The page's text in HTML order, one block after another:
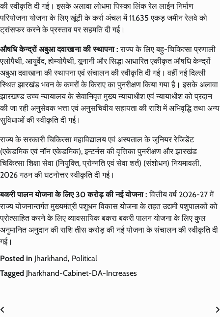
की स्वीकृति दी गई। इसके अलावा लोधमा पिस्का लिंक रेल लाईन निर्माण
परियोजना योजना के लिए खूंटी के कर्रा अंचल में 11.635 एकड़ जमीन रेलवे को
ट्रांसफर करने के प्रस्ताव पर सहमति दी गई।
औषधि केन्द्रों अबुआ दवाखाना की स्थापना : राज्य के लिए बहु-चिकित्सा प्रणाली
एलोपैथी, आयुर्वेद, होम्योपैथी, यूनानी और सिद्धा आधारित एकीकृत औषधि केन्द्रों
अबुआ दवाखाना की स्थापना एवं संचालन की स्वीकृति दी गई। वहीं नई दिल्ली
स्थित झारखंड भवन के कमरों के किराए का पुनरीक्षण किया गया है। इसके अलावा
झारखण्ड उच्च न्यायालय के सेवानिवृत मुख्य न्यायाधीश एवं न्यायाधीश को प्रदान
की जा रही अनुसेवक भत्ता एवं अनुसचिवीय सहायता की राशि में अभिवृद्धि तथा अन्य
सुविधाओं की स्वीकृति दी गई।
राज्य के सरकारी चिकित्सा महाविद्यालय एवं अस्पताल के जूनियर रेजिडेंट
(एकेडमिक एवं नॉन एकेडमिक), इन्टर्नस की वृत्तिका पुनरीक्षण और झारखंड
चिकित्सा शिक्षा सेवा (नियुक्ति, प्रोन्नति एवं सेवा शर्त) (संशोधन) नियमावली,
2026 गठन की घटनोत्तर स्वीकृति दी गई।
बकरी पालन योजना के लिए 30 करोड़ की नई योजना : वित्तीय वर्ष 2026-27 में
राज्य योजनान्तर्गत मुख्यमंत्री पशुधन विकास योजना के तहत उद्यमी पशुपालकों को
प्रोत्साहित करने के लिए व्यावसायिक बकरा बकरी पालन योजना के लिए कुल
अनुमानित अनुदान की राशि तीस करोड़ की नई योजना के संचालन की स्वीकृति दी
गई।
Posted in Jharkhand, Political
Tagged Jharkhand-Cabinet-DA-Increases
Post